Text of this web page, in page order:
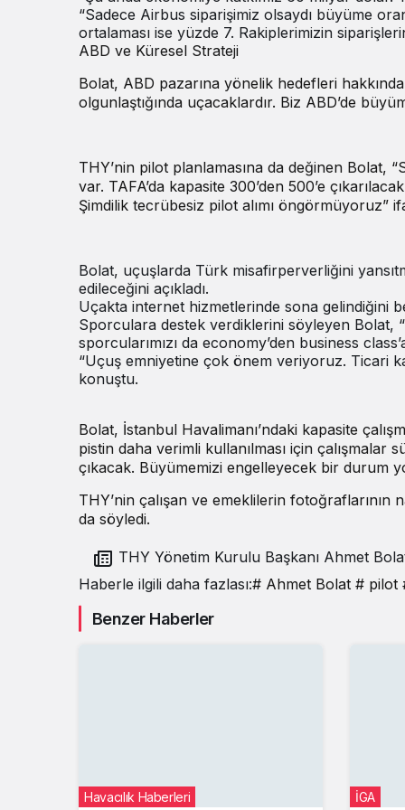
“Sadece Airbus siparişimiz olsaydı büyüme
ortalaması ise yüzde 7. Rakiplerimizin
ABD ve Küresel Strateji
Bolat, ABD pazarına yönelik hedefleri
olgunlaştığında uçacaklardır. Biz ABD’de
THY’nin pilot planlamasına da değinen Bolat,
var. TAFA’da kapasite 300’den 500’e
Şimdilik tecrübesiz pilot alımı öngörmüyoruz”
Bolat, uçuşlarda Türk misafirperverliğini
edileceğini açıkladı.
Uçakta internet hizmetlerinde sona gelindiğini
Sporculara destek verdiklerini söyleyen Bolat,
sporcularımızı da economy’den business
“Uçuş emniyetine çok önem veriyoruz. Ticari
konuştu.
Bolat, İstanbul Havalimanı’ndaki kapasite
pistin daha verimli kullanılması için
çıkacak. Büyümemizi engelleyecek bir durum
THY’nin çalışan ve emeklilerin fotoğraflarının
da söyledi.
önemli açıklamalar
Haberle ilgili daha fazlası:# Ahmet Bolat # pilot
Benzer Haberler
Havacılık Haberleri İGA